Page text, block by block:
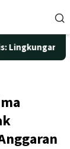
dan